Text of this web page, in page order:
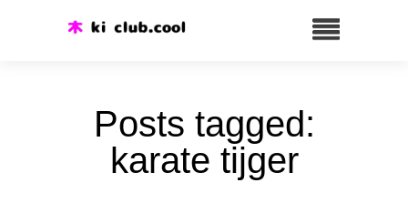
Posts tagged:
karate tijger